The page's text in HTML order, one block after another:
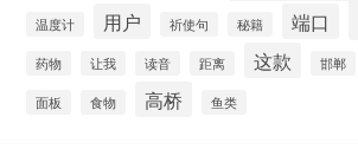
温度计 用户 祈使句 秘籍 端口
药物 让我 读音 距离 这款 邯郸
面板 食物 高桥 鱼类